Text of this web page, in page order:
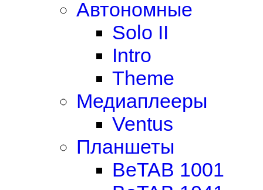
Автономные
Solo II
Intro
Theme
Медиаплееры
Ventus
Планшеты
BeTAB 1001